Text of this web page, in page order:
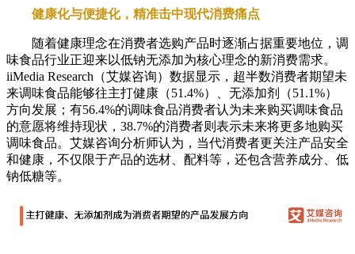
健康化与便捷化，精准击中现代消费痛点
随着健康理念在消费者选购产品时逐渐占据重要地位，调
味食品行业正迎来以低钠无添加为核心理念的新消费需求。
iiMedia Research（艾媒咨询）数据显示，超半数消费者期望未
来调味食品能够往主打健康（51.4%）、无添加剂（51.1%）
方向发展；有56.4%的调味食品消费者认为未来购买调味食品
的意愿将维持现状，38.7%的消费者则表示未来将更多地购买
调味食品。艾媒咨询分析师认为，当代消费者更关注产品安全
和健康，不仅限于产品的选材、配料等，还包含营养成分、低
钠低糖等。